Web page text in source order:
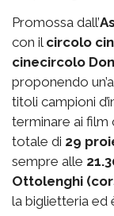
Promossa dall’
con il circolo
cinecircolo
proponendo
titoli campioni
terminare ai film
totale di 29
sempre alle
Ottolenghi
la biglietteria ed